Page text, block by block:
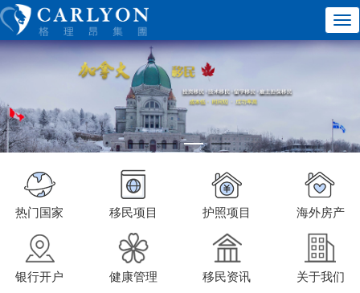
热门国家 移民项目 护照项目 海外房产
银行开户 健康管理 移民资讯 关于我们